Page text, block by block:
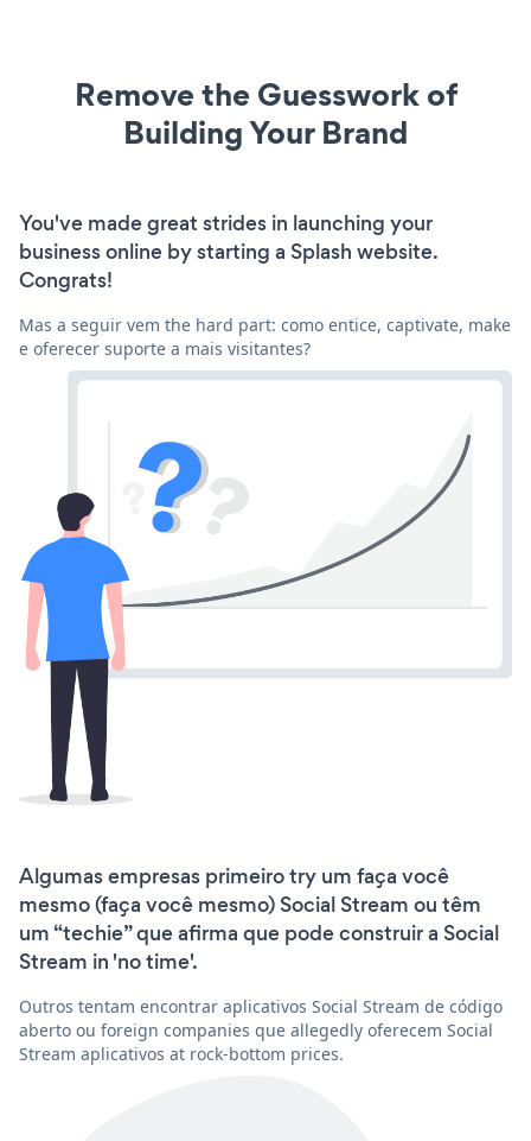
Remove the Guesswork of
Building Your Brand
You've made great strides in launching your
business online by starting a Splash website.
Congrats!
Mas a seguir vem the hard part: como entice, captivate, make
e oferecer suporte a mais visitantes?
Algumas empresas primeiro try um faça você
mesmo (faça você mesmo) Social Stream ou têm
um “techie” que afirma que pode construir a Social
Stream in 'no time'.
Outros tentam encontrar aplicativos Social Stream de código
aberto ou foreign companies que allegedly oferecem Social
Stream aplicativos at rock-bottom prices.